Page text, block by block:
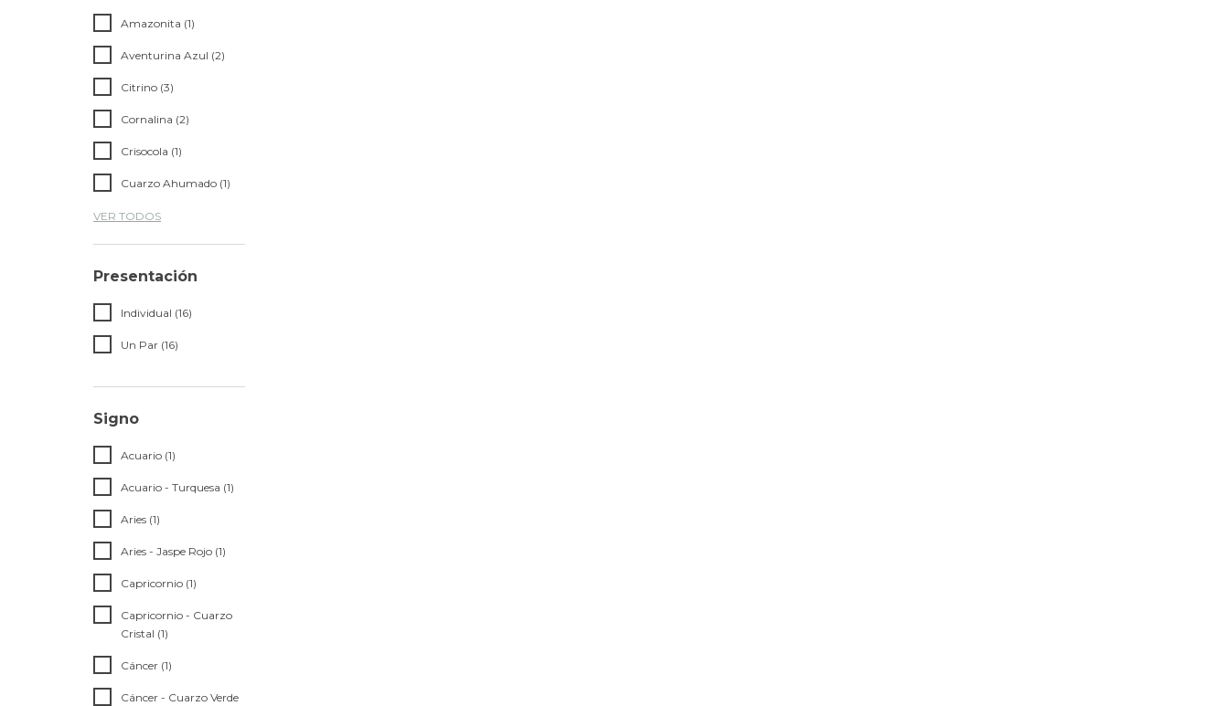
Amazonita (1)
Aventurina Azul (2)
Citrino (3)
Cornalina (2)
Crisocola (1)
Cuarzo Ahumado (1)
VER TODOS
Presentación
Individual (16)
Un Par (16)
Signo
Acuario (1)
Acuario - Turquesa (1)
Aries (1)
Aries - Jaspe Rojo (1)
Capricornio (1)
Capricornio - Cuarzo
Cristal (1)
Cáncer (1)
Cáncer - Cuarzo Verde